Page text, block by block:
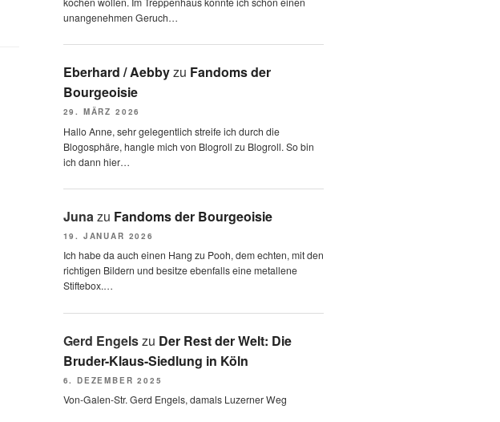
unangenehmen Geruch…
Eberhard / Aebbyzu Fandoms der
Bourgeoisie
29. MÄRZ 2026
Hallo Anne, sehr gelegentlich streife ich durch die
Blogosphäre, hangle mich von Blogroll zu Blogroll. So bin
ich dann hier…
Junazu Fandoms der Bourgeoisie
19. JANUAR 2026
Ich habe da auch einen Hang zu Pooh, dem echten, mit den
richtigen Bildern und besitze ebenfalls eine metallene
Stiftebox.…
Gerd Engelszu Der Rest der Welt: Die
Bruder-Klaus-Siedlung in Köln
6. DEZEMBER 2025
Von-Galen-Str. Gerd Engels, damals Luzerner Weg